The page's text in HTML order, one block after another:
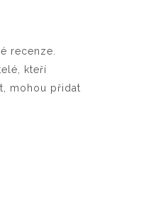
recenze.
kteří
mohou přidat